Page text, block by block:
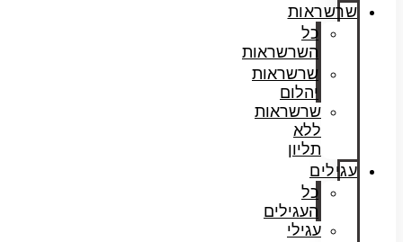
שרשראות
כל
השרשראות
שרשראות
יהלום
שרשראות
ללא
תליון
עגילים
כל
העגילים
עגילי